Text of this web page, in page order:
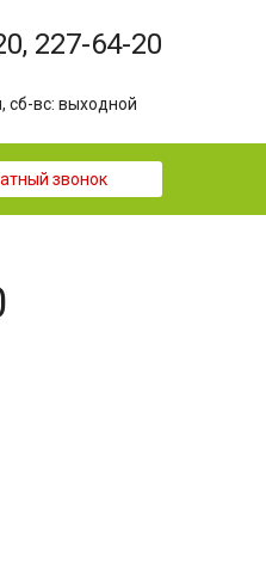
227-64-20
сб-вс: выходной
звонок